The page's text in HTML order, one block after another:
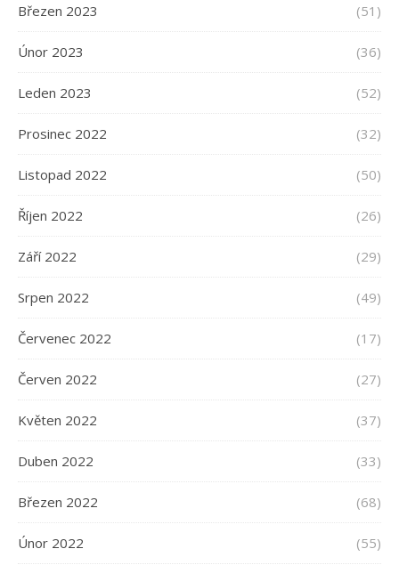
Březen 2023 (51)
Únor 2023 (36)
Leden 2023 (52)
Prosinec 2022 (32)
Listopad 2022 (50)
Říjen 2022 (26)
Září 2022 (29)
Srpen 2022 (49)
Červenec 2022 (17)
Červen 2022 (27)
Květen 2022 (37)
Duben 2022 (33)
Březen 2022 (68)
Únor 2022 (55)